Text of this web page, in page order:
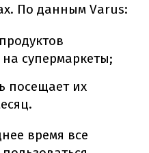
По данным Varus:
супермаркеты;
посещает их
время все